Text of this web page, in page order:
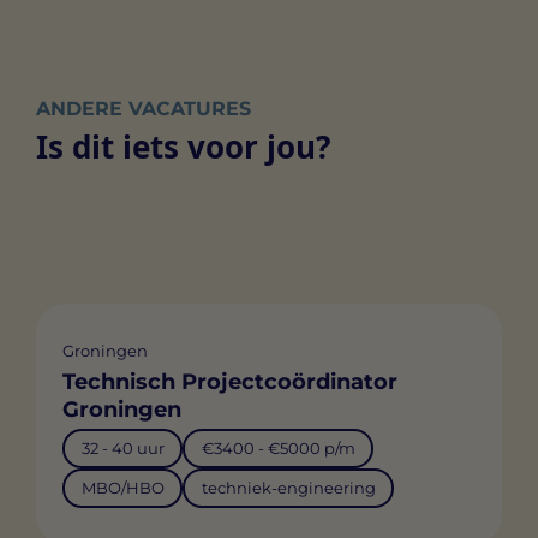
ANDERE VACATURES
Is dit iets voor jou?
Groningen
Technisch Projectcoördinator
Groningen
32 - 40 uur €3400 - €5000 p/m
MBO/HBO techniek-engineering